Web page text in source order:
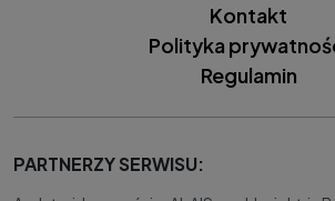
Kontakt
Polityka
Regulamin
PARTNERZY SERWISU: